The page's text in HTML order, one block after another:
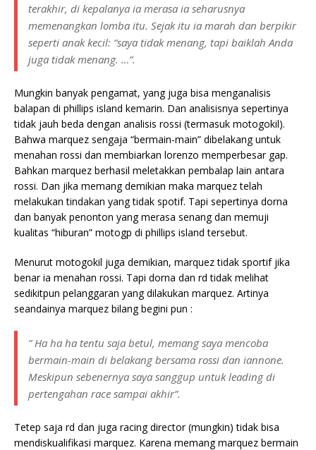
terakhir, di kepalanya ia merasa ia seharusnya
memenangkan lomba itu. Sejak itu ia marah dan berpikir
seperti anak kecil: “saya tidak menang, tapi baiklah Anda
juga tidak menang. …”.
Mungkin banyak pengamat, yang juga bisa menganalisis
balapan di phillips island kemarin. Dan analisisnya sepertinya
tidak jauh beda dengan analisis rossi (termasuk motogokil).
Bahwa marquez sengaja “bermain-main” dibelakang untuk
menahan rossi dan membiarkan lorenzo memperbesar gap.
Bahkan marquez berhasil meletakkan pembalap lain antara
rossi. Dan jika memang demikian maka marquez telah
melakukan tindakan yang tidak spotif. Tapi sepertinya dorna
dan banyak penonton yang merasa senang dan memuji
kualitas “hiburan” motogp di phillips island tersebut.
Menurut motogokil juga demikian, marquez tidak sportif jika
benar ia menahan rossi. Tapi dorna dan rd tidak melihat
sedikitpun pelanggaran yang dilakukan marquez. Artinya
seandainya marquez bilang begini pun :
” Ha ha ha tentu saja betul, memang saya mencoba
bermain-main di belakang bersama rossi dan iannone.
Meskipun sebenernya saya sanggup untuk leading di
pertengahan race sampai akhir”.
Tetep saja rd dan juga racing director (mungkin) tidak bisa
mendiskualifikasi marquez. Karena memang marquez bermain